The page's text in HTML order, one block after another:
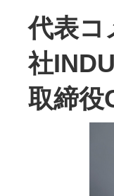
代表コ
社
取締役